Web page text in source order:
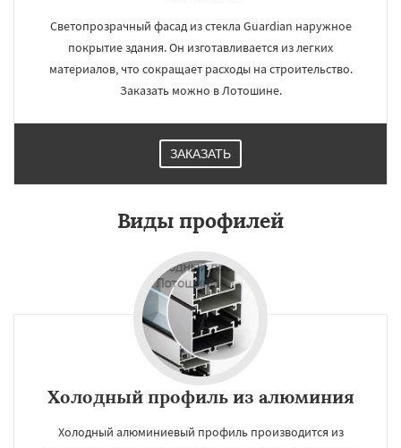
Светопрозрачный фасад из стекла Guardian наружное
покрытие здания. Он изготавливается из легких
материалов, что сокращает расходы на строительство.
Заказать можно в Лотошине.
ЗАКАЗАТЬ
Виды профилей
Холодный профиль из алюминия
Холодный алюминиевый профиль производится из